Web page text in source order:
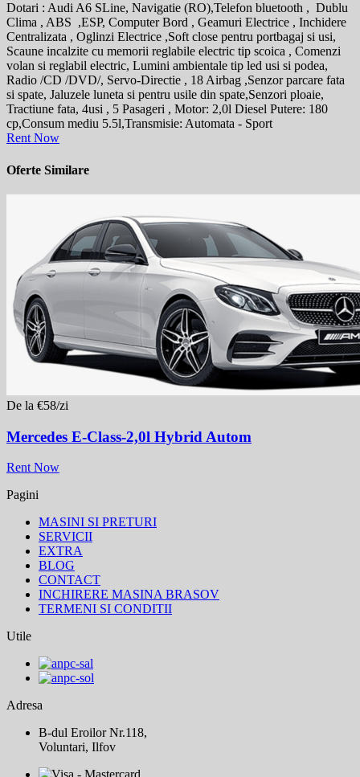
Dotari : Audi A6 SLine, Navigatie (RO),Telefon bluetooth , Dublu
Clima , ABS ,ESP, Computer Bord , Geamuri Electrice , Inchidere
Centralizata , Oglinzi Electrice ,Soft close pentru portbagaj si usi,
Scaune incalzite cu memorii reglabile electric tip scoica , Comenzi
volan si reglabil electric, Lumini ambientale tip led usi si podea,
Radio /CD /DVD/, Servo-Directie , 18 Airbag ,Senzor parcare fata
si spate, Jaluzele luneta si pentru usile din spate,Senzori ploaie,
Tractiune fata, 4usi , 5 Pasageri , Motor: 2,0l Diesel Putere: 180
cp,Consum mediu 5.5l,Transmisie: Automata - Sport
Rent Now
Oferte Similare
De la €58/zi
Mercedes E-Class-2,0l Hybrid Autom
Rent Now
Pagini
MASINI SI PRETURI
SERVICII
EXTRA
BLOG
CONTACT
INCHIRERE MASINA BRASOV
TERMENI SI CONDITII
Utile
Adresa
B-dul Eroilor Nr.118,
Voluntari, Ilfov